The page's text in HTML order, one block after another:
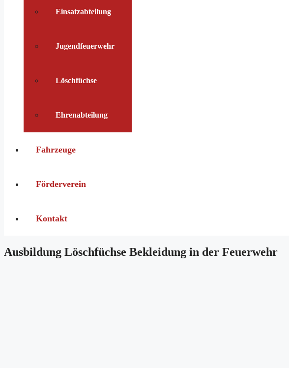
Einsatzabteilung
Jugendfeuerwehr
Löschfüchse
Ehrenabteilung
Fahrzeuge
Förderverein
Kontakt
Ausbildung Löschfüchse Bekleidung in der Feuerwehr